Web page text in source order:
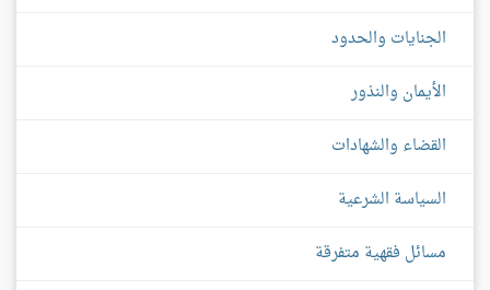
الجنايات والحدود
الأيمان والنذور
القضاء والشهادات
السياسة الشرعية
مسائل فقهية متفرقة